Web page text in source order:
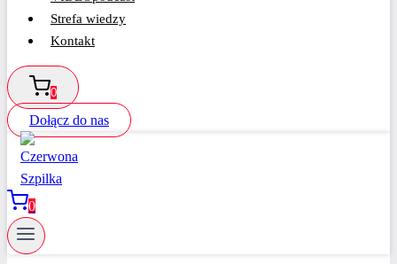
Strefa wiedzy
Kontakt
0
Dołącz do nas
0